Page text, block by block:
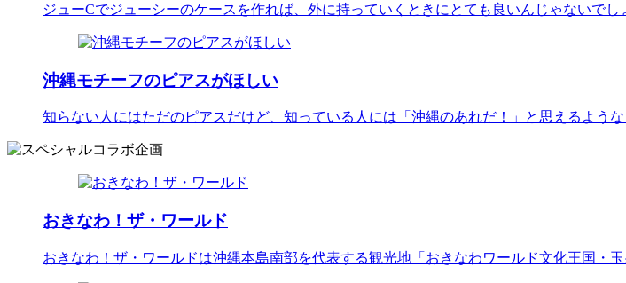
ジューCでジューシーのケースを作れば、外に持っていくときにとても良いんじゃないでし
沖縄モチーフのピアスがほしい
知らない人にはただのピアスだけど、知っている人には「沖縄のあれだ！」と思えるよう
おきなわ！ザ・ワールド
おきなわ！ザ・ワールドは沖縄本島南部を代表する観光地「おきなわワールド文化王国・